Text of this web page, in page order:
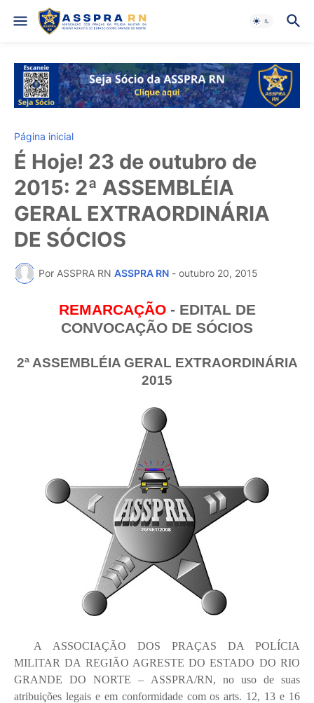
Página inicial
É Hoje! 23 de outubro de
2015: 2ª ASSEMBLÉIA
GERAL EXTRAORDINÁRIA
DE SÓCIOS
Por ASSPRA RN ASSPRA RN - outubro 20, 2015
REMARCAÇÃO - EDITAL DE
CONVOCAÇÃO DE SÓCIOS
2ª ASSEMBLÉIA GERAL EXTRAORDINÁRIA
2015
A ASSOCIAÇÃO DOS PRAÇAS DA POLÍCIA
MILITAR DA REGIÃO AGRESTE DO ESTADO DO RIO
GRANDE DO NORTE – ASSPRA/RN, no uso de suas
atribuições legais e em conformidade com os arts. 12, 13 e 16